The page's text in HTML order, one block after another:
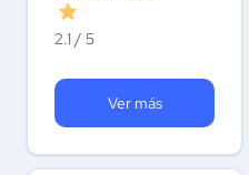
2.1 / 5
Ver más